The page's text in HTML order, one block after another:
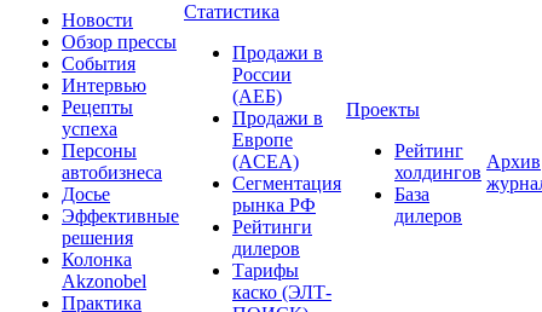
Новости
Обзор прессы
События
Интервью
Рецепты
успеха
Персоны
автобизнеса
Досье
Эффективные
решения
Колонка
Akzonobel
Практика
Статистика
Продажи в
России
(АЕБ)
Продажи в
Европе
(ACEA)
Сегментация
рынка РФ
Рейтинги
дилеров
Тарифы
каско (ЭЛТ-
Проекты
Рейтинг
холдингов
База
дилеров
Архив